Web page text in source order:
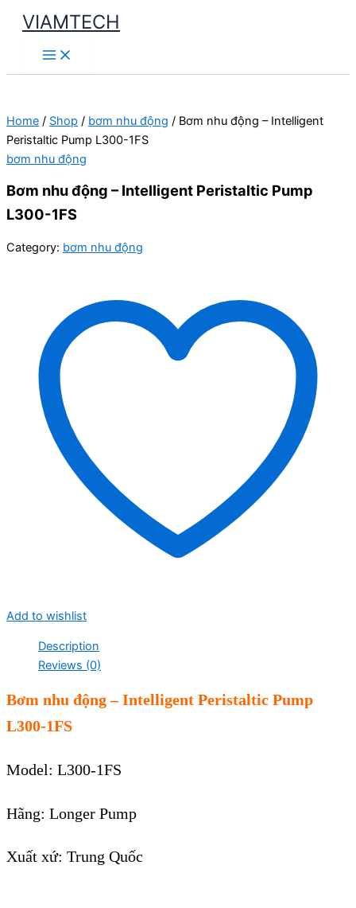
Skip
content
VIAMTECH
Main
Menu
Home / Shop / bơm nhu động / Bơm nhu động – Intelligent
Peristaltic Pump L300-1FS
bơm nhu động
Bơm nhu động – Intelligent Peristaltic Pump
L300-1FS
Category: bơm nhu động
Add to wishlist
Description
Reviews (0)
Bơm nhu động – Intelligent Peristaltic Pump
L300-1FS
Model: L300-1FS
Hãng: Longer Pump
Xuất xứ: Trung Quốc